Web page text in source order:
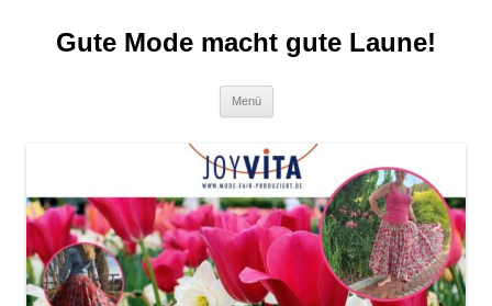
springenGute Mode macht gute Laune!
Menü